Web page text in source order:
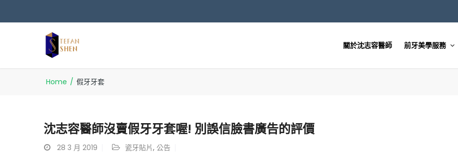
關於沈志容醫師 前牙美學服務
Home / 假牙牙套
沈志容醫師沒賣假牙牙套喔! 別誤信臉書廣告的評價
28 3 月 2019 瓷牙貼片, 公告